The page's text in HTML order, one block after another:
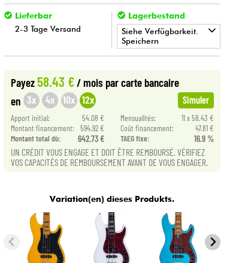
Lieferbar
2-3 Tage Versand
Lagerbestand
Siehe Verfügbarkeit.
Speichern
Payez58.43 €/ mois par carte bancaire
en 3x 4x 10x 12x Simuler
Apport initial: 54.08 € Mensualités:
11 x 58.43 €
Montant financement:
594.92 € Coût financement:
47.81 €
Montant total dù:
642.73 € TAEG fixe: 16.9 %
UN CRÉDIT VOUS ENGAGE ET DOIT ÊTRE REMBOURSÉ. VÉRIFIEZ
VOS CAPACITÉS DE REMBOURSEMENT AVANT DE VOUS ENGAGER.
Variation(en) dieses Produkts.